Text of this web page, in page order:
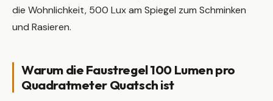
die Wohnlichkeit, 500 Lux am Spiegel zum Schminken
und Rasieren.
Warum die Faustregel 100 Lumen pro
Quadratmeter Quatsch ist